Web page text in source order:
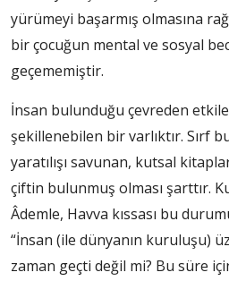
yürümeyi başarmış olmasına
bir çocuğun mental ve sosyal
geçememiştir.
İnsan bulunduğu çevreden
şekillenebilen bir varlıktır. Sırf
yaratılışı savunan, kutsal
çiftin bulunmuş olması şarttır.
Âdemle, Havva kıssası bu
“İnsan (ile dünyanın kuruluşu)
zaman geçti değil mi? Bu süre